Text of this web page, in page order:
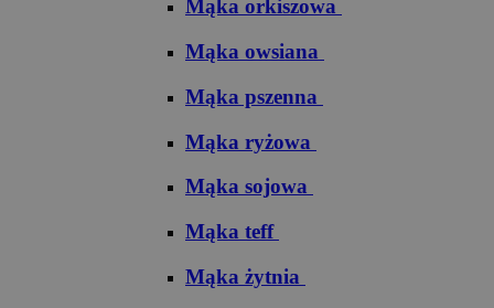
Mąka orkiszowa
Mąka owsiana
Mąka pszenna
Mąka ryżowa
Mąka sojowa
Mąka teff
Mąka żytnia